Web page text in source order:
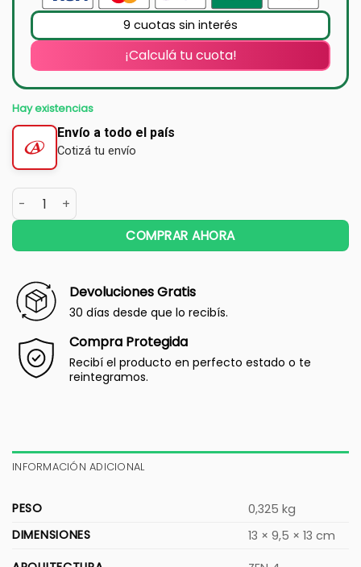
9 cuotas sin interés
¡Calculá tu cuota!
Hay existencias
Envío a todo el país
Cotizá tu envío
COMPRAR AHORA
Devoluciones Gratis
30 días desde que lo recibís.
Compra Protegida
Recibí el producto en perfecto estado o te
reintegramos.
INFORMACIÓN ADICIONAL
PESO
0,325 kg
DIMENSIONES
13 × 9,5 × 13 cm